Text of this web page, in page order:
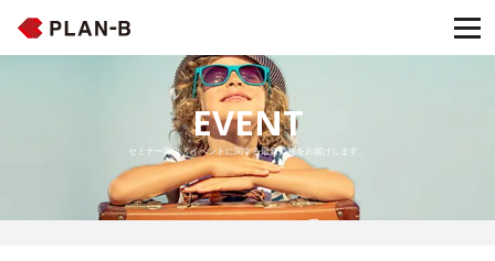
EVENT
セミナー開催・イベントに関する最新情報をお届けします。